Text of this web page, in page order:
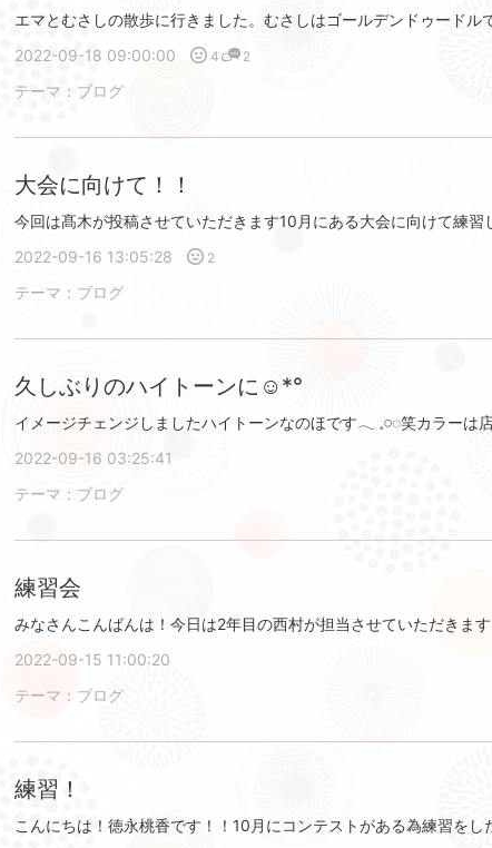
2022-09-18 09:00:00
4 2
テーマ： ブログ
大会に向けて！！
2022-09-16 13:05:28
2
テーマ： ブログ
久しぶりのハイトーンに☺︎*°
2022-09-16 03:25:41
テーマ： ブログ
練習会
2022-09-15 11:00:20
テーマ： ブログ
練習！